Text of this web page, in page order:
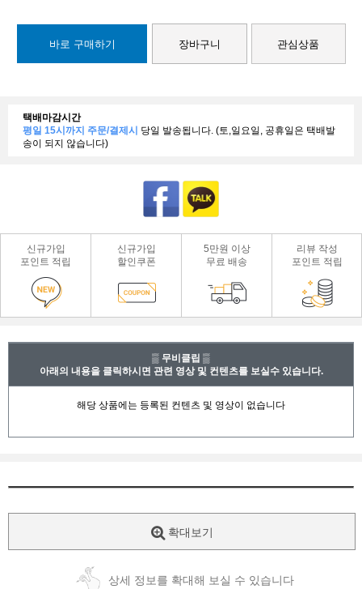
바로 구매하기 장바구니 관심상품
택배마감시간
평일 15시까지 주문/결제시 당일 발송됩니다. (토,일요일, 공휴일은 택배발
송이 되지 않습니다)
신규가입
포인트 적립
신규가입
할인쿠폰
5만원 이상
무료 배송
리뷰 작성
포인트 적립
▒ 무비클립 ▒
아래의 내용을 클릭하시면 관련 영상 및 컨텐츠를 보실수 있습니다.
확대보기
상세 정보를 확대해 보실 수 있습니다